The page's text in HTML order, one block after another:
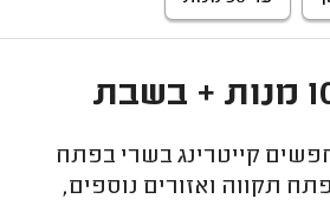
קייטרינג בשרי בפתח
תקווה ואזורים נוספים,